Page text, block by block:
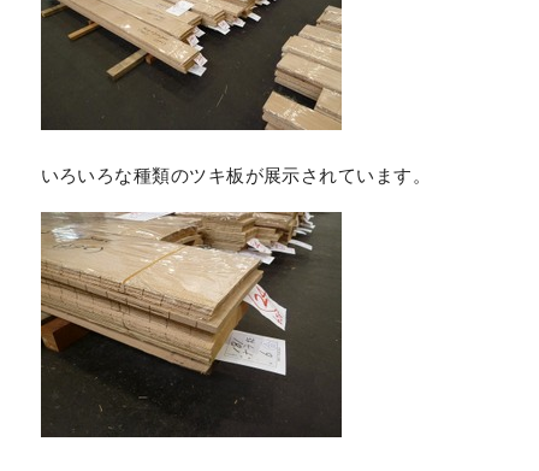
いろいろな種類のツキ板が展示されています。